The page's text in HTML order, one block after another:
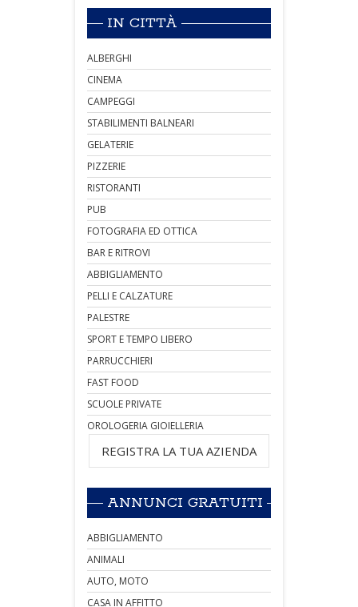
IN CITTÀ
ALBERGHI
CINEMA
CAMPEGGI
STABILIMENTI BALNEARI
GELATERIE
PIZZERIE
RISTORANTI
PUB
FOTOGRAFIA ED OTTICA
BAR E RITROVI
ABBIGLIAMENTO
PELLI E CALZATURE
PALESTRE
SPORT E TEMPO LIBERO
PARRUCCHIERI
FAST FOOD
SCUOLE PRIVATE
OROLOGERIA GIOIELLERIA
REGISTRA LA TUA AZIENDA
ANNUNCI GRATUITI
ABBIGLIAMENTO
ANIMALI
AUTO, MOTO
CASA IN AFFITTO